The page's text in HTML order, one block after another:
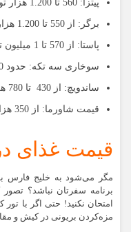
برگر : از 550 تا 1.200 هزار تومان
پاستا: از 570 تا 1 میلیون تومان
سوخاری سه تکه: حدود 700 هزار تومان
ساندویچ: از 430 تا 780 هزار تومان
قیمت شاورما: از 350 هزار تومان تا 1 میلیون 600 هزار تومان
قیمت غذای
مگر می‌شود به خلیج فارس
برنامه سفرتان نباشد؟ تصور
امتحان نکنید! حتی اگر با
مزه‌کردن بریونی در کیش و